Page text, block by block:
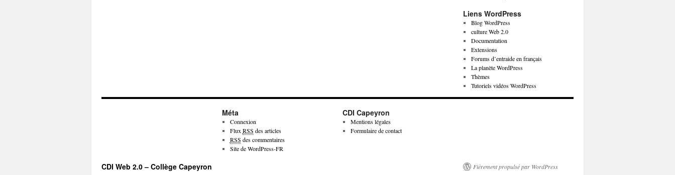
Liens WordPress
Blog WordPress
culture Web 2.0
Documentation
Extensions
Forums d’entraide en français
La planète WordPress
Thèmes
Tutoriels vidéos WordPress
Méta
Connexion
Flux RSS des articles
RSS des commentaires
Site de WordPress-FR
CDI Capeyron
Mentions légales
Formulaire de contact
CDI Web 2.0 – Collège Capeyron Fièrement propulsé par WordPress